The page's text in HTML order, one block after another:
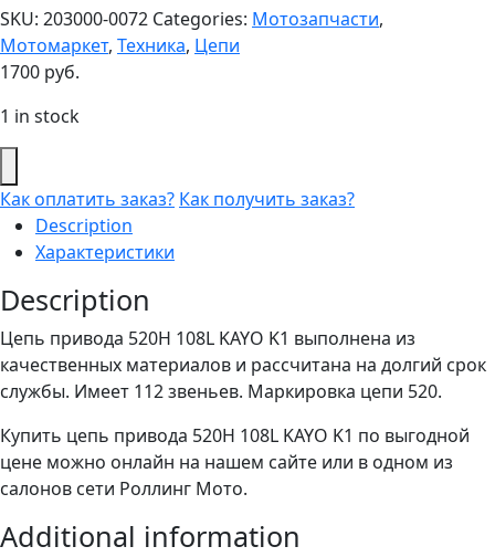
SKU: 203000-0072 Categories: Мотозапчасти,
Мотомаркет, Техника, Цепи
1700 руб.
1 in stock
Как оплатить заказ? Как получить заказ?
Description
Характеристики
Description
Цепь привода 520Н 108L KAYO K1 выполнена из
качественных материалов и рассчитана на долгий срок
службы. Имеет 112 звеньев. Маркировка цепи 520.
Купить цепь привода 520Н 108L KAYO K1 по выгодной
цене можно онлайн на нашем сайте или в одном из
салонов сети Роллинг Мото.
Additional information